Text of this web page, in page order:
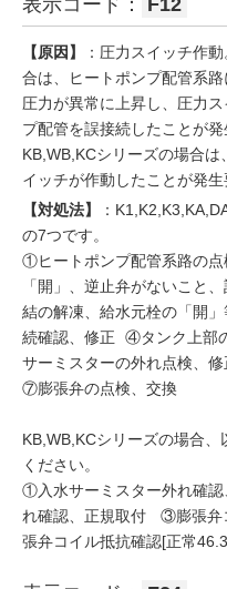
表示コード： F12
【原因】
：圧力スイッチ作
合は、ヒートポンプ配管系
圧力が異常に上昇し、圧力
プ配管を誤接続したことが発
KB,WB,KCシリーズの場合
イッチが作動したことが発生
【対処法】
：
の7つです。
①ヒートポンプ配管系路の
「開」、逆止弁がないこと
結の解凍、給水元栓の「開
続確認、修正 ④タンク上部
サーミスターの外れ点検、
⑦膨張弁の点検、交換
KB,WB,KCシリーズの場合
ください。
①入水サーミスター外れ確
れ確認、正規取付 ③膨張弁
張弁コイル抵抗確認[正常